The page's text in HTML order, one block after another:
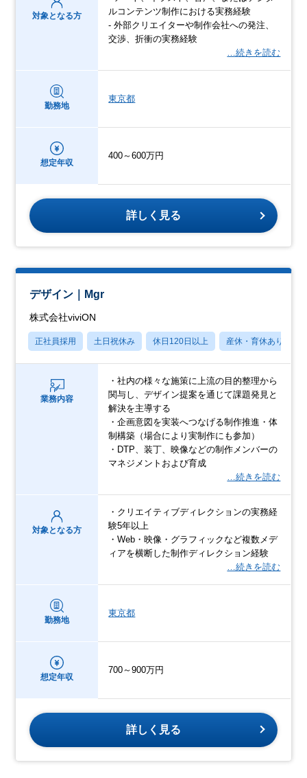
対象となる方
ルコンテンツ制作における実務経験
- 外部クリエイターや制作会社への発注、
交渉、折衝の実務経験
…続きを読む
勤務地
東京都
想定年収
400～600万円
詳しく見る
デザイン｜Mgr
株式会社viviON
正社員採用 土日祝休み 休日120日以上 産休・育休あり
業務内容
・社内の様々な施策に上流の目的整理から
関与し、デザイン提案を通じて課題発見と
解決を主導する
・企画意図を実装へつなげる制作推進・体
制構築（場合により実制作にも参加）
・DTP、装丁、映像などの制作メンバーの
マネジメントおよび育成
…続きを読む
対象となる方
・クリエイティブディレクションの実務経
験5年以上
・Web・映像・グラフィックなど複数メデ
ィアを横断した制作ディレクション経験
…続きを読む
勤務地
東京都
想定年収
700～900万円
詳しく見る